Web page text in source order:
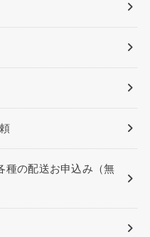
種の配送お申込み（無